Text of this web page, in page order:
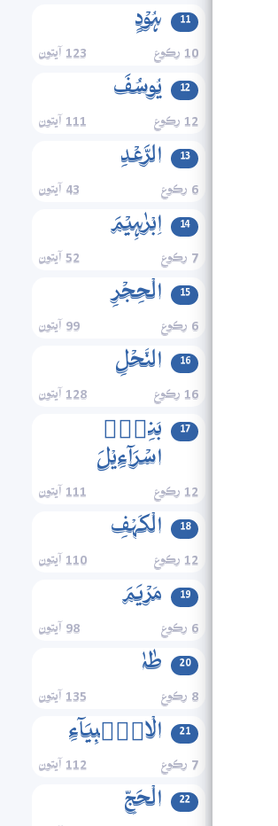
11 ہُوۡدٍ
10 رڪوع 123 آيتون
12 یُوسُفَ
12 رڪوع 111 آيتون
13 الرَّعۡدِ
6 رڪوع 43 آيتون
14 اِبۡرٰہِیۡمَ
7 رڪوع 52 آيتون
15 الۡحِجۡرِ
6 رڪوع 99 آيتون
16 النَّحۡلِ
16 رڪوع 128 آيتون
17
بَنِیۡۤ
اسۡرَآءِیۡلَ
12 رڪوع 111 آيتون
18 الۡکَہۡفِ
12 رڪوع 110 آيتون
19 مَرۡیَمَ
6 رڪوع 98 آيتون
20 طٰہٰ
8 رڪوع 135 آيتون
21 الۡانۡۢبِیَآءِ
7 رڪوع 112 آيتون
22 الۡحَجِّ